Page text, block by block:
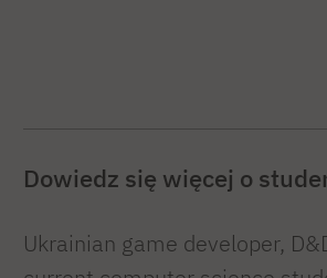
Dowiedz się więcej o
Ukrainian game developer,